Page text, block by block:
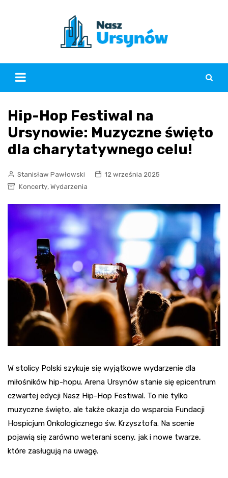
Hip-Hop Festiwal na
Ursynowie: Muzyczne święto
dla charytatywnego celu!
Stanisław Pawłowski
12 września 2025
Koncerty, Wydarzenia
W stolicy Polski szykuje się wyjątkowe wydarzenie dla
miłośników hip-hopu. Arena Ursynów stanie się epicentrum
czwartej edycji Nasz Hip-Hop Festiwal. To nie tylko
muzyczne święto, ale także okazja do wsparcia Fundacji
Hospicjum Onkologicznego św. Krzysztofa. Na scenie
pojawią się zarówno weterani sceny, jak i nowe twarze,
które zasługują na uwagę.